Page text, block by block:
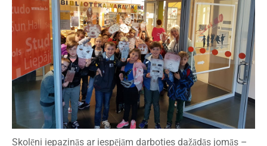
Skolēni iepazinās ar iespējām darboties dažādās jomās –